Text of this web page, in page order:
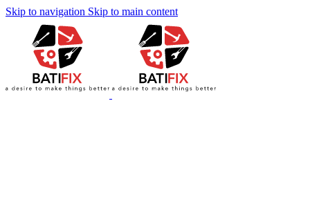
Skip to navigation Skip to main content